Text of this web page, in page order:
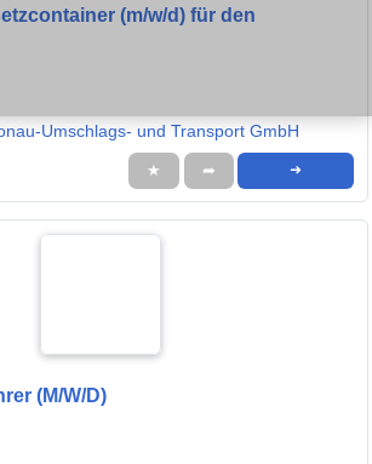
(m/w/d) für den
Umschlags- und Transport GmbH
★ ➦ ➜
(M/W/D)